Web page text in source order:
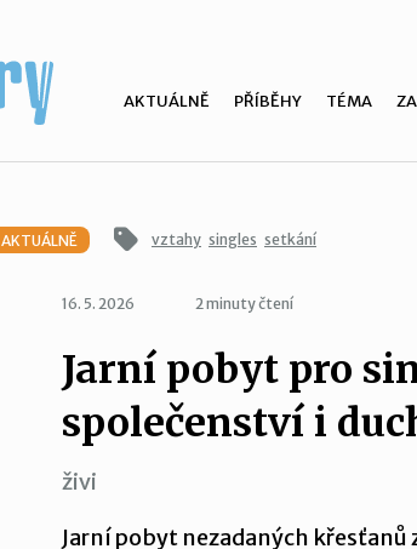
AKTUÁLNĚ PŘÍBĚHY TÉMA
AKTUÁLNĚ vztahy singles setkání
16. 5. 2026 2 minuty čtení
Jarní pobyt pro
společenství i
živi
Jarní pobyt nezadaných